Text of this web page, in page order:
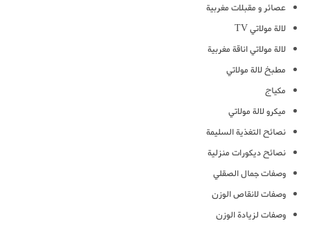
عصائر و مقبلات مغربية
لالة مولاتي TV
لالة مولاتي اناقة مغربية
مطبخ لالة مولاتي
مكياج
ميكرو لالة مولاتي
نصائح التغذية السليمة
نصائح ديكورات منزلية
وصفات جمال الصقلي
وصفات لانقاص الوزن
وصفات لزيادة الوزن